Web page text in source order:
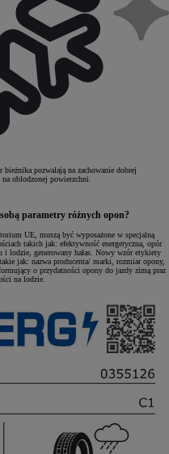
pozwalają na zachowanie dobrej
oblodzonej powierzchni.
parametry różnych opon?
UE, muszą być wyposażone w specjalną
takich jak: efektywność energetyczna, opór
i lodzie, generowany hałas. Nowy wzór etykiety
jak: nazwa producenta/ marki, rozmiar opony,
o przydatności opony do jazdy zimą praz
na lodzie.